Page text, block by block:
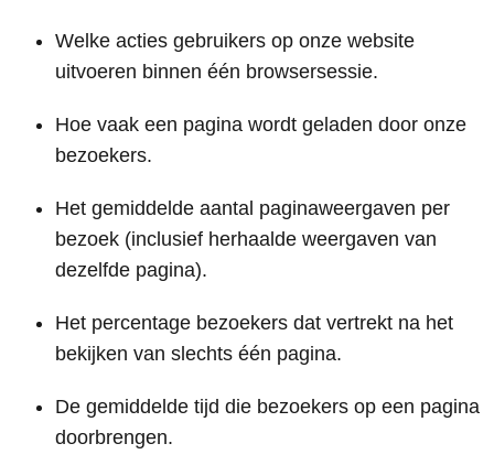
Welke acties gebruikers op onze website
uitvoeren binnen één browsersessie.
Hoe vaak een pagina wordt geladen door onze
bezoekers.
Het gemiddelde aantal paginaweergaven per
bezoek (inclusief herhaalde weergaven van
dezelfde pagina).
Het percentage bezoekers dat vertrekt na het
bekijken van slechts één pagina.
De gemiddelde tijd die bezoekers op een pagina
doorbrengen.